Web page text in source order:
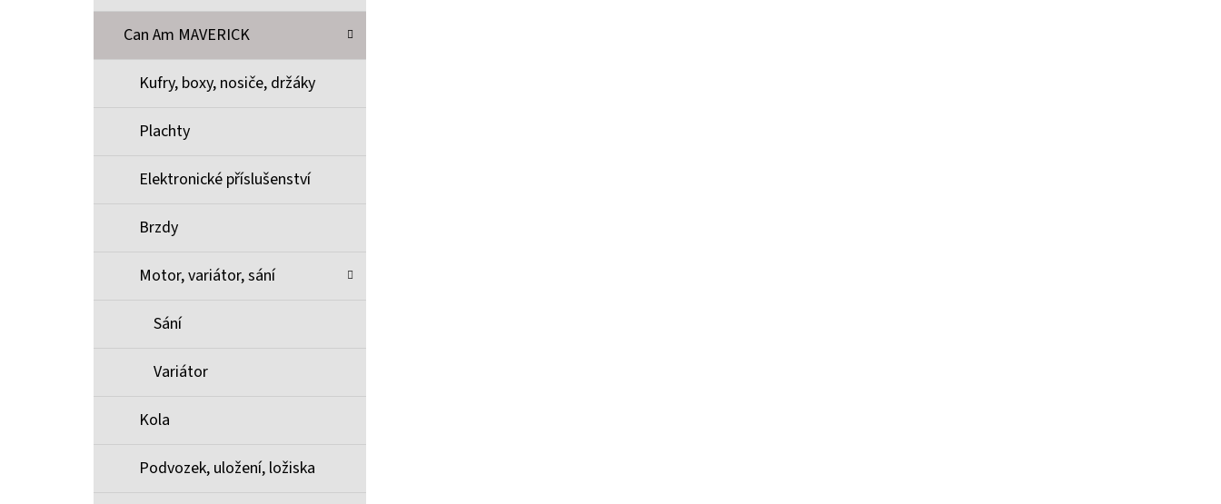
Can Am MAVERICK
Kufry, boxy, nosiče, držáky
Plachty
Elektronické příslušenství
Brzdy
Motor, variátor, sání
Sání
Variátor
Kola
Podvozek, uložení, ložiska